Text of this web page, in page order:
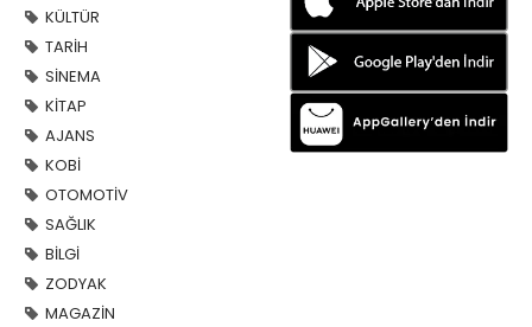
KÜLTÜR
TARİH
SİNEMA
KİTAP
AJANS
KOBİ
OTOMOTİV
SAĞLIK
BİLGİ
ZODYAK
MAGAZİN